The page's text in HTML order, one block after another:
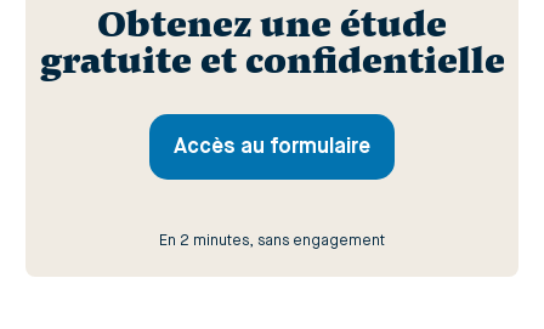
Obtenez une étude
gratuite et confidentielle
Accès au formulaire
En 2 minutes, sans engagement